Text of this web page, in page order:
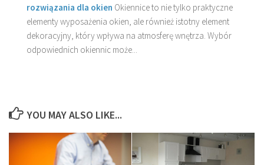
rozwiązania dla okien Okiennice to nie tylko praktyczne
elementy wyposażenia okien, ale również istotny element
dekoracyjny, który wpływa na atmosferę wnętrza. Wybór
odpowiednich okiennic może...
YOU MAY ALSO LIKE...